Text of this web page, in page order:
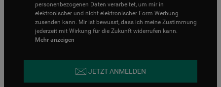
personenbezogenen Daten verarbeitet, um mir in
elektronischer und nicht elektronischer Form Werbung
zusenden kann. Mir ist bewusst, dass ich meine Zustimmung
jederzeit mit Wirkung für die Zukunft widerrufen kann.
Mehr anzeigen
JETZT ANMELDEN